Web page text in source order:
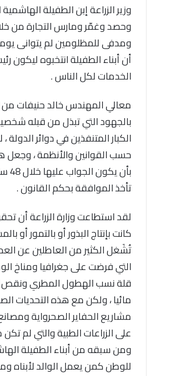
وزير الزراعة إبن الطفيلة
وحصد وغمّر ومارس التجارة من
ومدفى للمظلومين لم يتوانى
أن أبناء الطفيلة انتخبوه ليكون
الخدمات لكل الناس .
معالي المهندس خالد حنيفات من
بالجهود التي تبذل من قبله
الكبار المتنفذين في دوائر
حسب القوانين والأنظمة ،
تأخذ الموافقة بحكم القانون .
لقد استطاعت وزارة الزراعة أن
كانت بإنتاج البذور أو بالتمور أو
تُشَغل الكثير من العاطلين عن
التي فرضت على جغرافيا ومناخ
قلة نسب الهطول المطري ونقص
مائيا ، ولكن مع هذه التحديات
مشاريع الحفاير الصحرواية
على الزراعات الطبية والتي
ومن سبقه من أبناء الطفيلة
للوطن كمن يعمل الوالد لأبناه